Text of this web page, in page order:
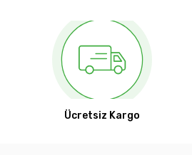
Ücretsiz Kargo